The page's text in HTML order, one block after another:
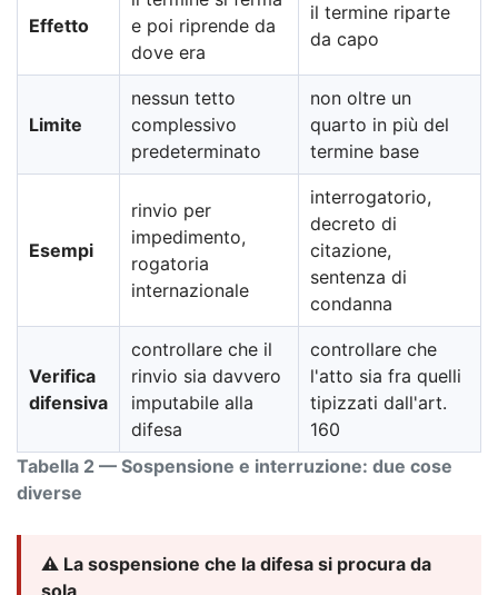
Tabella 2 — Sospensione e interruzione: due cose
diverse
Effetto
e poi riprende da
dove era
il termine riparte
da capo
Limite
nessun tetto
complessivo
predeterminato
non oltre un
quarto in più del
termine base
Esempi
rinvio per
impedimento,
rogatoria
internazionale
interrogatorio,
decreto di
citazione,
sentenza di
condanna
Verifica
difensiva
controllare che il
rinvio sia davvero
imputabile alla
difesa
controllare che
l'atto sia fra quelli
tipizzati dall'art.
160
⚠️ La sospensione che la difesa si procura da
sola